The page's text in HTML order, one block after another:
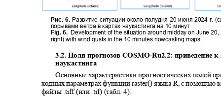
Рис. 6. Развитие ситуации около полудня 20 июня 2024 г.
порывами ветра в картах наукастинга на 10 минут
Fig. 6. Development of the situation around midday on June
right) with wind gusts in the 10 minutes nowcasting maps.
3.2.Поля прогнозов COSMO-Ru2.2: приведение
наукастинга
Основные характеристики прогностических полей
ходных параметрах функции raster() языкаR , с помощью
файлы .tiff (или .tif) (табл. 4).